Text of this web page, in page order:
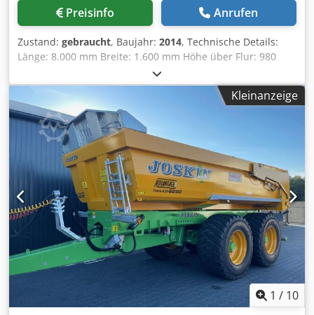
Preisinfo Anrufen
Zustand: gebraucht, Baujahr: 2014, Technische Details:
Länge: 8.000 mm Breite: 1.600 mm Höhe über Flur: 980
mm Traglast: 40 t Achsabstand: 980 Spurweite: 550 mm
Gewicht: 9,5 t Abmessungen L x B x H: 13,3 x 2,5 x 2,65 m -
Anwendung für Zugmaschinen - mit Eckstützen -
Aufliegerdeichsel: Länge 1.300 mm; Auflagehöhe 1.400
mm; Kröpfung 600 mm; Befestigung mit Justierbolzen Ø 72
x 90 mm - mit Vollgummi- Bereifung (2x Doppelradwippe
mit 4 Rädern) - technisch mögliche Fahrgeschwindigkeit 6
km/h Hinweis: 160mm bezieht sich auf die Breite zwischen
den Stahlstehern Chodpfx Aeu Nv Tqocyoa i.D. *
Kleinanzeige
1 / 10